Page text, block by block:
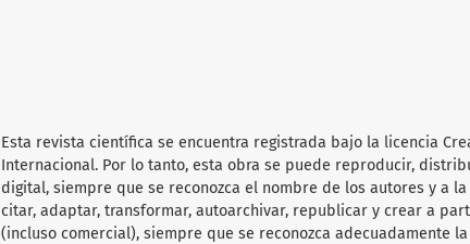
Esta revista científica se encuentra registrada bajo la licencia
Internacional. Por lo tanto, esta obra se puede reproducir,
digital, siempre que se reconozca el nombre de los autores y a
citar, adaptar, transformar, autoarchivar, republicar y crear a
(incluso comercial), siempre que se reconozca adecuadamente